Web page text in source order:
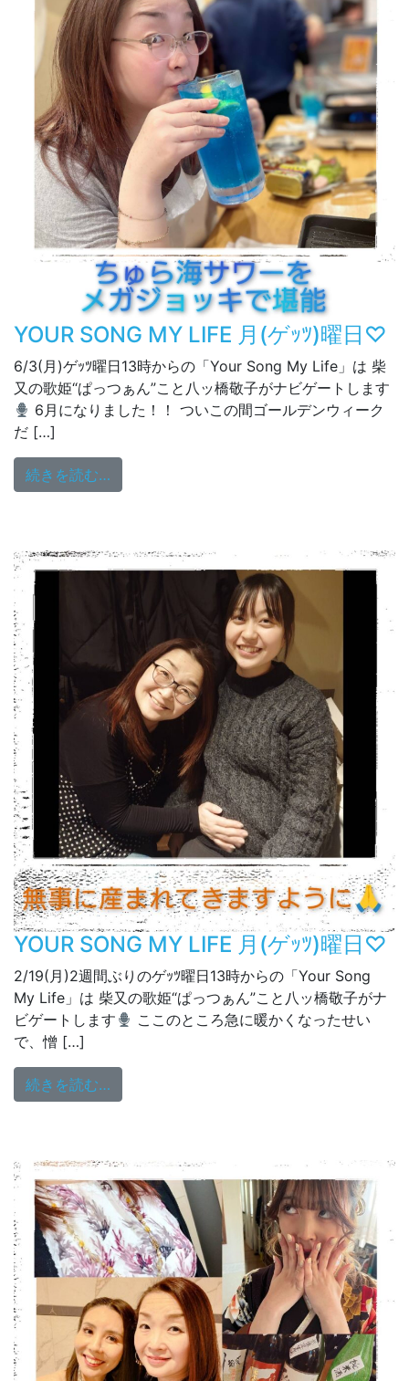
YOUR SONG MY LIFE 月(ゲｯﾂ)曜日♡
6/3(月)ゲｯﾂ曜日13時からの「Your Song My Life」は 柴
又の歌姫“ぱっつぁん”こと八ッ橋敬子がナビゲートします
6月になりました！！ ついこの間ゴールデンウィーク
だ […]
続きを読む…
YOUR SONG MY LIFE 月(ゲｯﾂ)曜日♡
2/19(月)2週間ぶりのゲｯﾂ曜日13時からの「Your Song
My Life」は 柴又の歌姫“ぱっつぁん”こと八ッ橋敬子がナ
ビゲートします
ここのところ急に暖かくなったせい
で、憎 […]
続きを読む…